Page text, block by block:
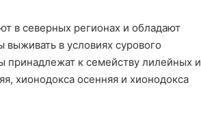
в северных регионах и обладают
в условиях сурового
принадлежат к семейству лилейных и
хионодокса осенняя и хионодокса